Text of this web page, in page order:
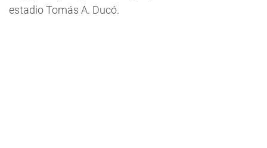
estadio Tomás A. Ducó.